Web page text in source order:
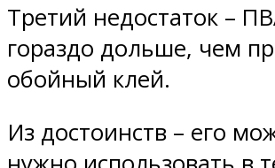
Третий недостаток –
гораздо дольше, чем
обойный клей.
Из достоинств – его